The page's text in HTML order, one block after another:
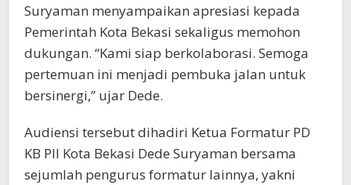
Suryaman menyampaikan apresiasi kepada
Pemerintah Kota Bekasi sekaligus memohon
dukungan. “Kami siap berkolaborasi. Semoga
pertemuan ini menjadi pembuka jalan untuk
bersinergi,” ujar Dede.
Audiensi tersebut dihadiri Ketua Formatur PD
KB PII Kota Bekasi Dede Suryaman bersama
sejumlah pengurus formatur lainnya, yakni